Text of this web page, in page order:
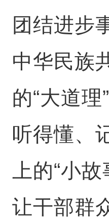
团结进步
中华民族
的“大道理
听得懂、
上的“小
让干部群